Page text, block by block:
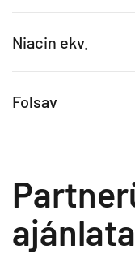
Niacin ekv.
Folsav
ajánlata